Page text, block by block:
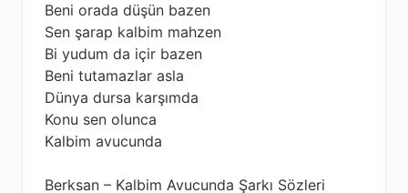
Beni orada düşün bazen
Sen şarap kalbim mahzen
Bi yudum da içir bazen
Beni tutamazlar asla
Dünya dursa karşımda
Konu sen olunca
Kalbim avucunda
Berksan – Kalbim Avucunda Şarkı Sözleri